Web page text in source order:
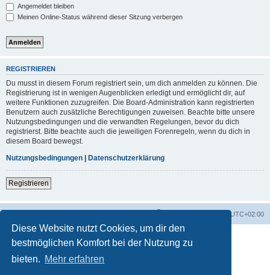
Diese Website nutzt Cookies, um dir den
bestmöglichen Komfort bei der Nutzung zu
bieten. Mehr erfahren
Angemeldet bleiben
Meinen Online-Status während dieser Sitzung verbergen
REGISTRIEREN
Du musst in diesem Forum registriert sein, um dich anmelden zu können. Die
Registrierung ist in wenigen Augenblicken erledigt und ermöglicht dir, auf
weitere Funktionen zuzugreifen. Die Board-Administration kann registrierten
Benutzern auch zusätzliche Berechtigungen zuweisen. Beachte bitte unsere
Nutzungsbedingungen und die verwandten Regelungen, bevor du dich
registrierst. Bitte beachte auch die jeweiligen Forenregeln, wenn du dich in
diesem Board bewegst.
Nutzungsbedingungen | Datenschutzerklärung
Registrieren
UTC+02:00